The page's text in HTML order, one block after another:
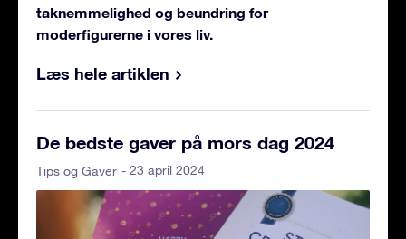
taknemmelighed og beundring for
moderfigurerne i vores liv.
Læs hele artiklen
De bedste gaver på mors dag 2024
Tips og Gaver - 23 april 2024